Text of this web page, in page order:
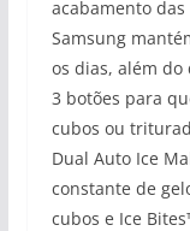
acabamento
Samsung
os dias, além
3 botões para
cubos ou
Dual Auto Ice
constante de
cubos e Ice